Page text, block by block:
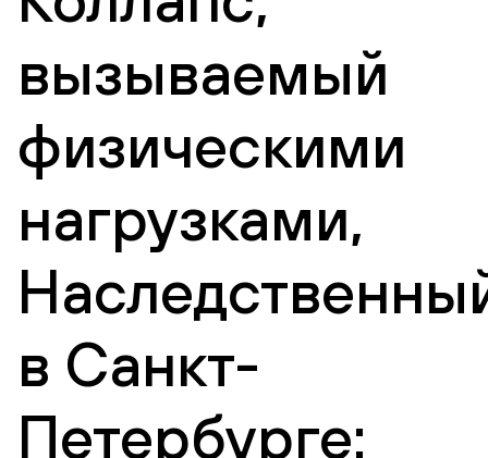
вызываемый
физическими
нагрузками,
в Санкт-
Петербурге: